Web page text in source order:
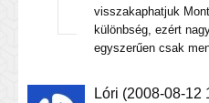
visszakaphatjuk
különbség, ezért
egyszerűen csak
Lóri (2008-08-12